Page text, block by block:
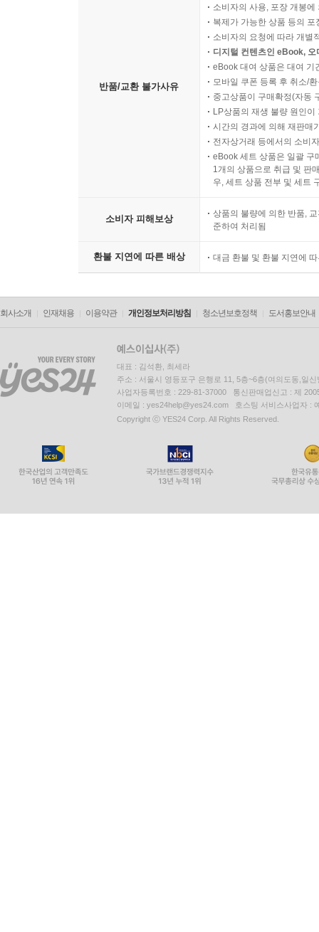
반품/교환 불가사유
소비자의 사용, 포장 개봉
복제가 가능한 상품 등의
소비자의 요청에 따라 개별
디지털 컨텐츠인 eBook,
eBook 대여 상품은 대여 기
모바일 쿠폰 등록 후 취소/
중고상품이 구매확정(자동
LP상품의 재생 불량 원인
시간의 경과에 의해 재판매
전자상거래 등에서의 소비
eBook 세트 상품은 일괄 구
1개의 상품으로 취급 및 판
우, 세트 상품 전부 및 세트
소비자 피해보상
상품의 불량에 의한 반품,
준하여 처리됨
환불 지연에 따른 배상 대금 환불 및 환불 지연에
회사소개 인재채용 이용약관 개인정보처리방침 청소년보호정책 도서홍보안내
대표 : 김석환, 최세라
주소 : 서울시 영등포구 은행로 11, 5층~6층(여의도동,일신
사업자등록번호 : 229-81-37000 통신판매업신고 : 제
이메일 : yes24help@yes24.com 호스팅 서비스사업자 :
Copyright ⓒ YES24 Corp. All Rights Reserved.